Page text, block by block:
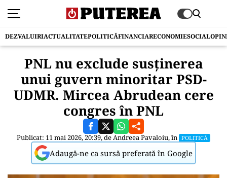
DEZVALUIRIACTUALITATEPOLITICĂFINANCIARECONOMIESOCIAL
PNL nu exclude susținerea
unui guvern minoritar PSD-
UDMR. Mircea Abrudean cere
congres în PNL
Publicat: 11 mai 2026, 20:39, deAndreea Pavaloiu, în POLITICĂ
Adaugă-ne ca sursă preferată în Google